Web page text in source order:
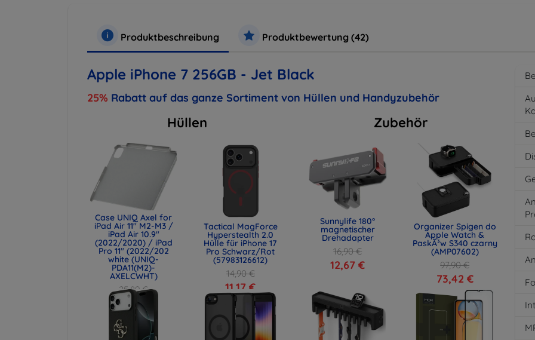
Produktbeschreibung Produktbewertung (42)
Apple iPhone 7 256GB - Jet Black
25% Rabatt auf das ganze Sortiment von Hüllen und Handyzubehör
Hüllen
Case UNIQ Axel for
iPad Air 11" M2-M3 /
iPad Air 10.9"
(2022/2020) / iPad
Pro 11" (2022/202
white (UNIQ-
PDA11(M2)-
AXELCWHT)
25,89 €
19,42 €
Tactical MagForce
Hyperstealth 2.0
Hülle für iPhone 17
Pro Schwarz/Rot
(57983126612)
14,90 €
11,17 €
Zubehör
Sunnylife 180°
magnetischer
Drehadapter
16,90 €
12,67 €
Organizer Spigen do
Apple Watch &
PaskÃ³w S340 czarny
(AMP07602)
97,90 €
73,42 €